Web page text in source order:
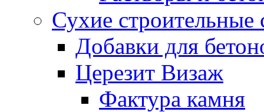
Сухие строительные
Добавки для
Церезит Визаж
Фактура камня